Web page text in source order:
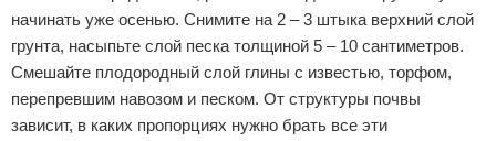
начинать уже осенью. Снимите на 2 – 3 штыка верхний слой
грунта, насыпьте слой песка толщиной 5 – 10 сантиметров.
Смешайте плодородный слой глины с известью, торфом,
перепревшим навозом и песком. От структуры почвы
зависит, в каких пропорциях нужно брать все эти